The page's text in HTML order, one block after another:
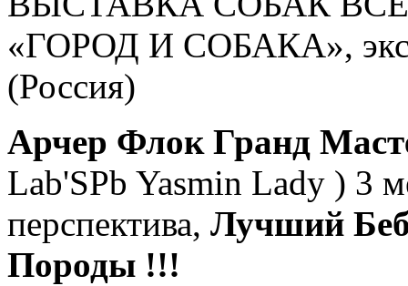
«ГОРОД И СОБАКА»,
(Россия)
Арчер Флок Гранд
Lab'SPb Yasmin Lady ) 3
перспектива, Лучший
Породы !!!